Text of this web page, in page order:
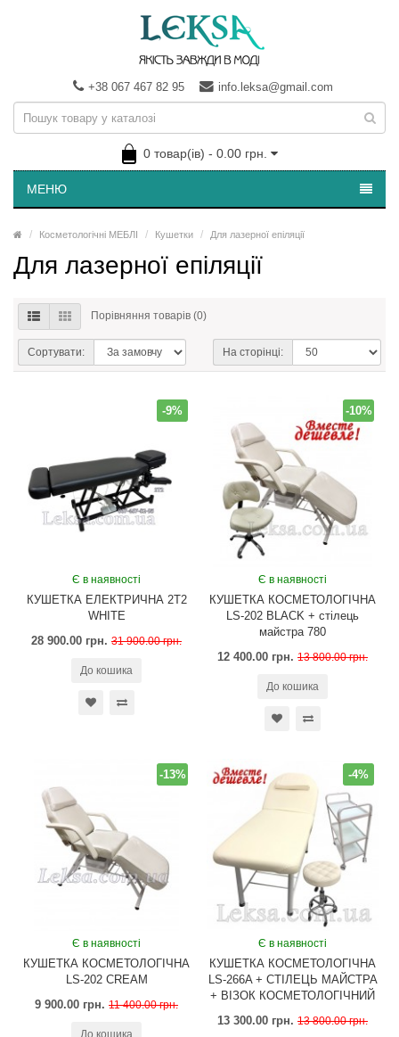
+38 067 467 82 95 info.leksa@gmail.com
0 товар(ів) - 0.00 грн.
МЕНЮ
Косметологічні МЕБЛІ Кушетки Для лазерної епіляції
Для лазерної епіляції
Порівняння товарів (0)
Сортувати: На сторінці:
Є в наявності
КУШЕТКА ЕЛЕКТРИЧНА 2T2
WHITE
28 900.00 грн. 31 900.00 грн.
-9%
До кошика
Є в наявності
КУШЕТКА КОСМЕТОЛОГІЧНА
LS-202 BLACK + стілець
майстра 780
12 400.00 грн. 13 800.00 грн.
-10%
До кошика
Є в наявності
КУШЕТКА КОСМЕТОЛОГІЧНА
LS-202 CREAM
9 900.00 грн. 11 400.00 грн.
-13%
До кошика
Є в наявності
КУШЕТКА КОСМЕТОЛОГІЧНА
LS-266A + СТІЛЕЦЬ МАЙСТРА
+ ВІЗОК КОСМЕТОЛОГІЧНИЙ
13 300.00 грн. 13 800.00 грн.
-4%